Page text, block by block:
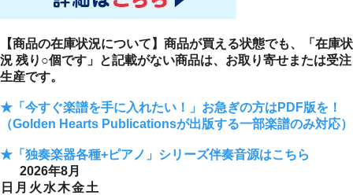
【商品の在庫状況について】商品が買える状態でも、「在庫状
況 残り○個です」と記載がない商品は、お取り寄せまたは受注
生産です。
★「今すぐ楽譜を手に入れたい！」お急ぎの方はPDF版を！
（Golden Hearts Publicationsが出版する一部楽譜のみ対応）
★「独奏楽器各種+ピアノ」シリーズ伴奏音源はこちら
2026年8月
日 月 火 水木金土